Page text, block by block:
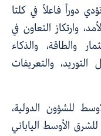
دوراً فاعلاً في كلتا
وارتكاز التعاون في
والطاقة، والذكاء
والتعريفات
للشؤون الدولية،
الأوسط الياباني